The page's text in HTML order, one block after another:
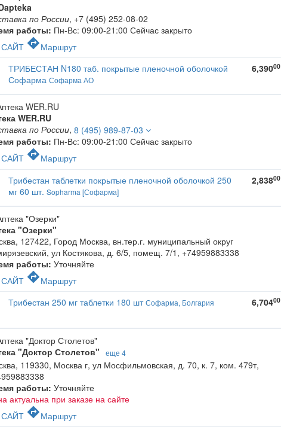
по России, +7 (495) 252-08-02
работы: Пн-Вс: 09:00-21:00 Сейчас закрыто
САЙТ directionsМаршрут
ТРИБЕСТАН N180 таб. покрытые пленочной оболочкой
Софарма Софарма АО
6,39000
WER.RU
по России, 8 (495) 989-87-03
работы: Пн-Вс: 09:00-21:00 Сейчас закрыто
САЙТ directionsМаршрут
Трибестан таблетки покрытые пленочной оболочкой 250
мг 60 шт. Sopharma [Софарма]
2,83800
"Озерки"
127422, Город Москва, вн.тер.г. муниципальный округ
ул Костякова, д. 6/5, помещ. 7/1 , +74959883338
работы: Уточняйте
САЙТ directionsМаршрут
Трибестан 250 мг таблетки 180 штСофарма, Болгария 6,70400
"Доктор Столетов" еще 4
119330, Москва г, ул Мосфильмовская, д. 70, к. 7, ком. 479т,
работы: Уточняйте
актуальна при заказе на сайте
САЙТ directionsМаршрут